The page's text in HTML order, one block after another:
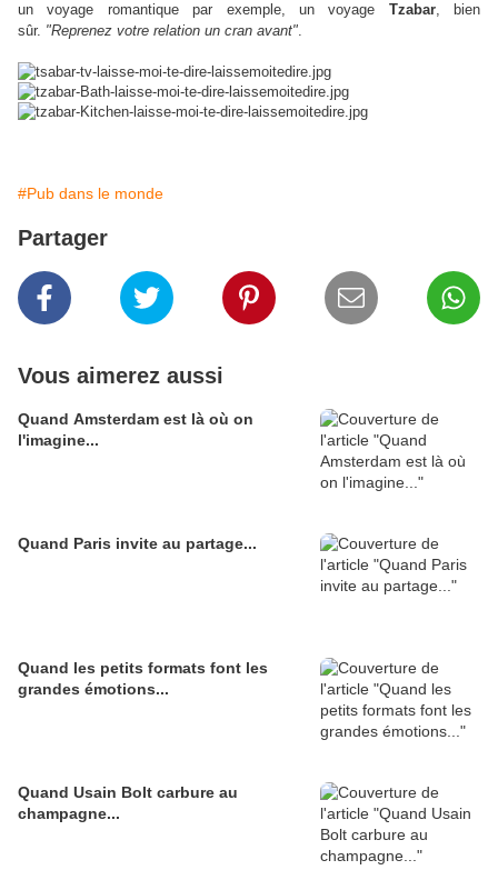
un voyage romantique par exemple, un voyage Tzabar, bien
sûr. "Reprenez votre relation un cran avant".
#Pub dans le monde
Partager
Vous aimerez aussi
Quand Amsterdam est là où on
l'imagine...
Quand Paris invite au partage...
Quand les petits formats font les
grandes émotions...
Quand Usain Bolt carbure au
champagne...